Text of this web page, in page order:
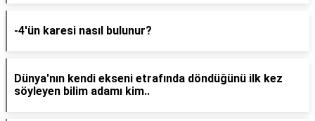
-4'ün karesi nasıl bulunur?
Dünya'nın kendi ekseni etrafında döndüğünü ilk kez
söyleyen bilim adamı kim..